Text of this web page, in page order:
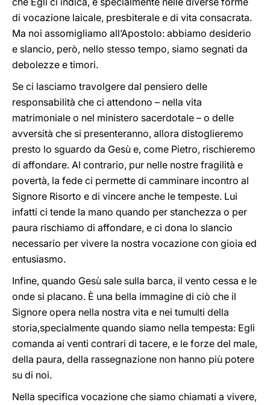
di vocazione laicale, presbiterale e di vita consacrata.
Ma noi assomigliamo all’Apostolo: abbiamo desiderio
e slancio, però, nello stesso tempo, siamo segnati da
debolezze e timori.
Se ci lasciamo travolgere dal pensiero delle
responsabilità che ci attendono – nella vita
matrimoniale o nel ministero sacerdotale – o delle
avversità che si presenteranno, allora distoglieremo
presto lo sguardo da Gesù e, come Pietro, rischieremo
di affondare. Al contrario, pur nelle nostre fragilità e
povertà, la fede ci permette di camminare incontro al
Signore Risorto e di vincere anche le tempeste. Lui
infatti ci tende la mano quando per stanchezza o per
paura rischiamo di affondare, e ci dona lo slancio
necessario per vivere la nostra vocazione con gioia ed
entusiasmo.
Infine, quando Gesù sale sulla barca, il vento cessa e le
onde si placano. È una bella immagine di ciò che il
Signore opera nella nostra vita e nei tumulti della
storia,specialmente quando siamo nella tempesta: Egli
comanda ai venti contrari di tacere, e le forze del male,
della paura, della rassegnazione non hanno più potere
su di noi.
Nella specifica vocazione che siamo chiamati a vivere,